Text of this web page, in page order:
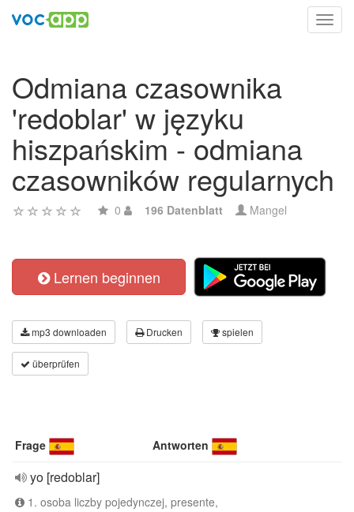
Odmiana czasownika
'redoblar' w języku
hiszpańskim - odmiana
czasowników regularnych
0 196 Datenblatt Mangel
Lernen beginnen
mp3 downloaden Drucken spielen
überprüfen
Frage Antworten
yo [redoblar]
1. osoba liczby pojedynczej, presente,